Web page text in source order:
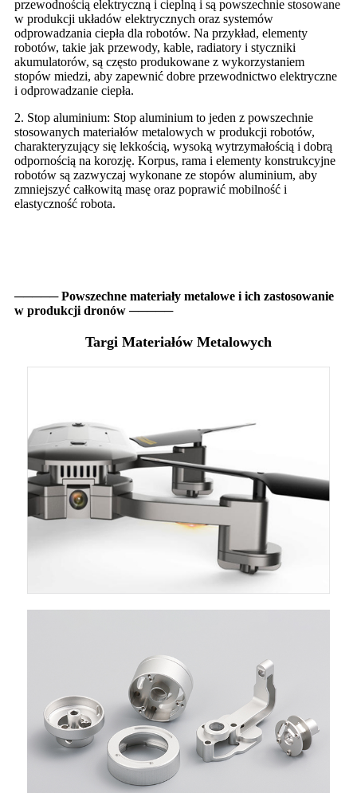
przewodnością elektryczną i cieplną i są powszechnie stosowane
w produkcji układów elektrycznych oraz systemów
odprowadzania ciepła dla robotów. Na przykład, elementy
robotów, takie jak przewody, kable, radiatory i styczniki
akumulatorów, są często produkowane z wykorzystaniem
stopów miedzi, aby zapewnić dobre przewodnictwo elektryczne
i odprowadzanie ciepła.
2. Stop aluminium: Stop aluminium to jeden z powszechnie
stosowanych materiałów metalowych w produkcji robotów,
charakteryzujący się lekkością, wysoką wytrzymałością i dobrą
odpornością na korozję. Korpus, rama i elementy konstrukcyjne
robotów są zazwyczaj wykonane ze stopów aluminium, aby
zmniejszyć całkowitą masę oraz poprawić mobilność i
elastyczność robota.
───── Powszechne materiały metalowe i ich zastosowanie
w produkcji dronów ─────
Targi Materiałów Metalowych